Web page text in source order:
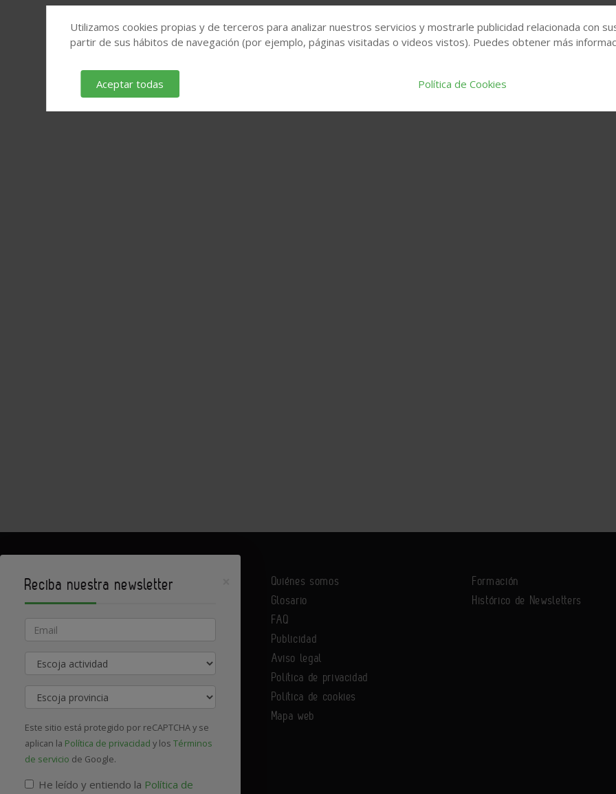
Contacte con nosotros
Quiénes somos
Glosario
FAQ
Publicidad
Aviso legal
Política de privacidad
Política de cookies
Mapa web
Formación
Histórico de Newsletters
Utilizamos cookies propias y de terceros para analizar nuestros servicios y mostrarle publicidad relacionada con
partir de sus hábitos de navegación (por ejemplo, páginas visitadas o videos vistos). Puedes obtener más
Aceptar todas Política de Cookies
Reciba nuestra newsletter
Email
Actividad
Provincia
Este sitio está protegido por reCAPTCHA y se
aplican la Política de privacidad y los Términos
de servicio de Google.
He leído y entiendo la Política de